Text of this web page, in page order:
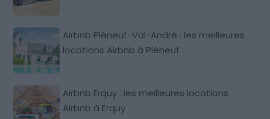
Airbnb Pléneuf-Val-André : les meilleures
locations Airbnb à Pléneuf
Airbnb Erquy : les meilleures locations
Airbnb à Erquy